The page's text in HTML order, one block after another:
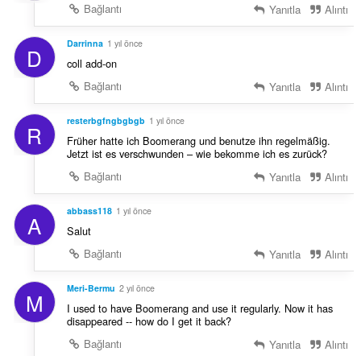
Bağlantı
Yanıtla Alıntı
D Darrinna 1 yıl önce
coll add-on
Bağlantı
Yanıtla Alıntı
R resterbgfngbgbgb 1 yıl önce
Früher hatte ich Boomerang und benutze ihn regelmäßig.
Jetzt ist es verschwunden – wie bekomme ich es zurück?
Bağlantı
Yanıtla Alıntı
A abbass118 1 yıl önce
Salut
Bağlantı
Yanıtla Alıntı
M Meri-Bermu 2 yıl önce
I used to have Boomerang and use it regularly. Now it has
disappeared -- how do I get it back?
Bağlantı
Yanıtla Alıntı